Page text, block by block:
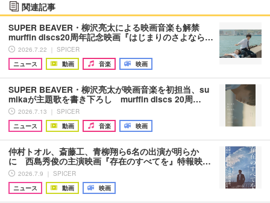
関連記事
SUPER BEAVER・柳沢亮太による映画音楽も解禁
murffin discs20周年記念映画『はじまりのさよなら…
2026.7.22 ｜ SPICER
ニュース
動画 音楽 映画
SUPER BEAVER・柳沢亮太が映画音楽を初担当、su
mikaが主題歌を書き下ろし murffin discs 20周…
2026.7.13 ｜ SPICER
ニュース
動画 音楽 映画
仲村トオル、斎藤工、青柳翔ら6名の出演が明らか
に 西島秀俊の主演映画『存在のすべてを』特報映…
2026.7.9 ｜ SPICER
ニュース
動画 映画